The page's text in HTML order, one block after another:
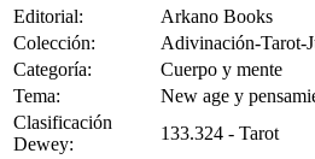
Editorial:
Arkano Books
Colección:
Adivinación-Tarot-
Categoría:
Cuerpo y mente
Tema:
New age y
Clasificación
Dewey:
133.324 - Tarot